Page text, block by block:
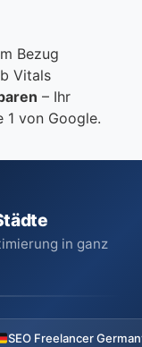
Bezug
Vitals
– Ihr
1 von Google.
in ganz